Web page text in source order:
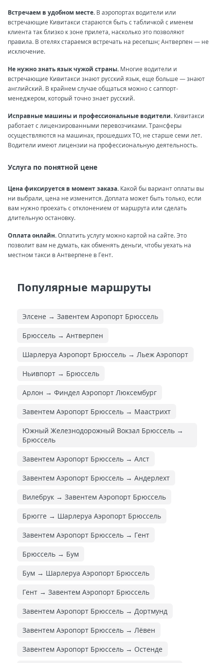
Встречаем в удобном месте. В аэропортах водители или
встречающие Кивитакси стараются быть с табличкой с именем
клиента так близко к зоне прилета, насколько это позволяют
правила. В отелях стараемся встречать на ресепшн; Антверпен — не
исключение.
Не нужно знать язык чужой страны. Многие водители и
встречающие Кивитакси знают русский язык, еще больше — знают
английский. В крайнем случае общаться можно с саппорт-
менеджером, который точно знает русский.
Исправные машины и профессиональные водители. Кивитакси
работает с лицензированными перевозчиками. Трансферы
осуществляются на машинах, прошедших ТО, не старше семи лет.
Водители имеют лицензии на профессиональную деятельность.
Услуга по понятной цене
Цена фиксируется в момент заказа. Какой бы вариант оплаты вы
ни выбрали, цена не изменится. Доплата может быть только, если
вам нужно проехать с отклонением от маршрута или сделать
длительную остановку.
Оплата онлайн.Оплатить услугу можно картой на сайте. Это
позволит вам не думать, как обменять деньги, чтобы уехать на
местном такси в Антверпене в Гент.
Популярные маршруты
Элсене → Завентем Аэропорт Брюссель
Брюссель → Антверпен
Шарлеруа Аэропорт Брюссель → Льеж Аэропорт
Ньивпорт → Брюссель
Арлон → Финдел Аэропорт Люксембург
Завентем Аэропорт Брюссель → Маастрихт
Южный Железнодорожный Вокзал Брюссель →
Брюссель
Завентем Аэропорт Брюссель → Алст
Завентем Аэропорт Брюссель → Андерлехт
Вилебрук → Завентем Аэропорт Брюссель
Брюгге → Шарлеруа Аэропорт Брюссель
Завентем Аэропорт Брюссель → Гент
Брюссель → Бум
Бум → Шарлеруа Аэропорт Брюссель
Гент → Завентем Аэропорт Брюссель
Завентем Аэропорт Брюссель → Дортмунд
Завентем Аэропорт Брюссель → Лёвен
Завентем Аэропорт Брюссель → Остенде